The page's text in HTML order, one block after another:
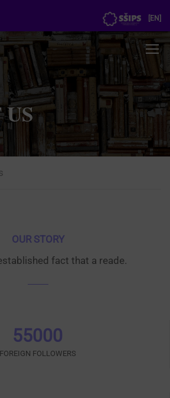
EN
OUR STORY
fact that a reade.
55000
FOREIGN FOLLOWERS